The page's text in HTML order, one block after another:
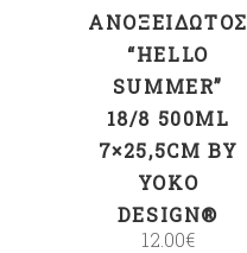
ΑΝΟΞΕΊΔΩΤΟΣ
“HELLO
SUMMER”
18/8 500ML
7×25,5CM BY
YOKO
DESIGN®
12.00€